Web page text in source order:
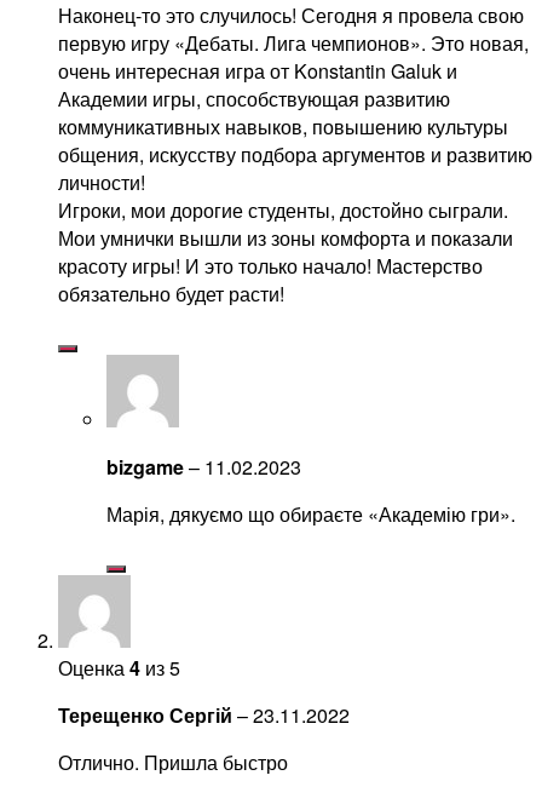
Наконец-то это случилось! Сегодня я провела свою
первую игру «Дебаты. Лига чемпионов». Это новая,
очень интересная игра от Konstantin Galuk и
Академии игры, способствующая развитию
коммуникативных навыков, повышению культуры
общения, искусству подбора аргументов и развитию
личности!
Игроки, мои дорогие студенты, достойно сыграли.
Мои умнички вышли из зоны комфорта и показали
красоту игры! И это только начало! Мастерство
обязательно будет расти!
bizgame– 11.02.2023
Марія, дякуємо що обираєте «Академію гри».
Оценка4 из 5
Терещенко Сергій –23.11.2022
Отлично. Пришла быстро